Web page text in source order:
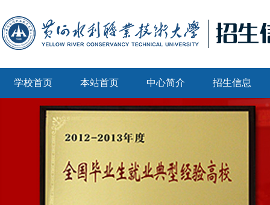
学校首页 本站首页 中心简介 招生信息